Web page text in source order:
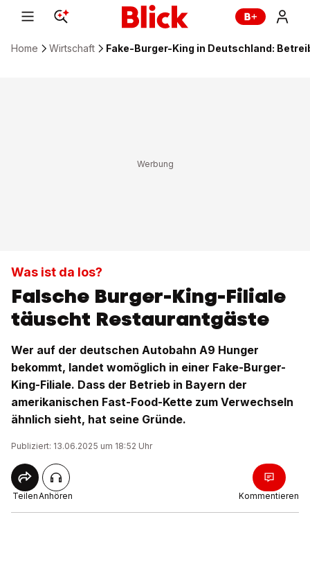
Home Wirtschaft Fake-Burger-King in Deutschland:
Was ist da los?
Falsche Burger-King-Filiale
täuscht Restaurantgäste
Wer auf der deutschen Autobahn A9 Hunger
bekommt, landet womöglich in einer Fake-Burger-
King-Filiale. Dass der Betrieb in Bayern der
amerikanischen Fast-Food-Kette zum Verwechseln
ähnlich sieht, hat seine Gründe.
Publiziert: 13.06.2025 um 18:52 Uhr
TeilenAnhören Kommentieren